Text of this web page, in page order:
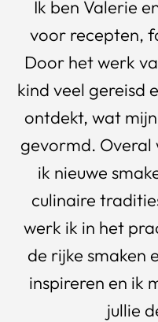
Ik ben Valerie
voor recepten,
Door het werk
kind veel gereisd
ontdekt, wat
gevormd. Overal
ik nieuwe
culinaire
werk ik in het
de rijke smaken
inspireren en ik
jullie